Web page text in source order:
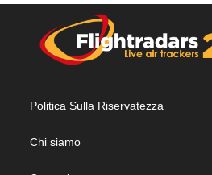
Politica Sulla Riservatezza
Chi siamo